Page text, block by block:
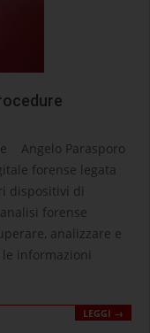
Angelo Parasporo
forense legata
dispositivi di
forense
analizzare e
informazioni
LEGGI →